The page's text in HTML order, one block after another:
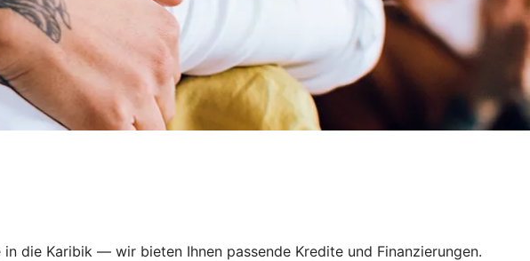
die Karibik — wir bieten Ihnen passende Kredite und Finanzierungen.